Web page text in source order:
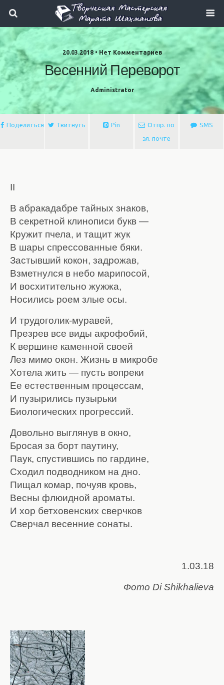
20.03.2018 • Нет Комментариев
Весенний Переворот
Administrator
Поделиться Твитнуть Pin
Отпр. по
эл. почте
SMS
II
В абракадабре тайных знаков,
В секретной клинописи букв —
Кружит пчела, и тащит жук
В шары спрессованные бяки.
Застывший кокон, задрожав,
Взметнулся в небо марипосой,
И восхитительно жужжа,
Носились роем злые осы.
И трудоголик-муравей,
Презрев все виды акрофобий,
К вершине каменной своей
Лез мимо окон. Жизнь в микробе
Хотела жить — пусть вопреки
Ее естественным процессам,
И пузырились пузырьки
Биологических прогрессий.
Довольно выглянув в окно,
Бросая за борт паутину,
Паук, спустившись по гардине,
Сходил подводником на дно.
Пищал комар, почуяв кровь,
Весны флюидной ароматы.
И хор бетховенских сверчков
Сверчал весенние сонаты.
1.03.18
Фото Di Shikhalieva